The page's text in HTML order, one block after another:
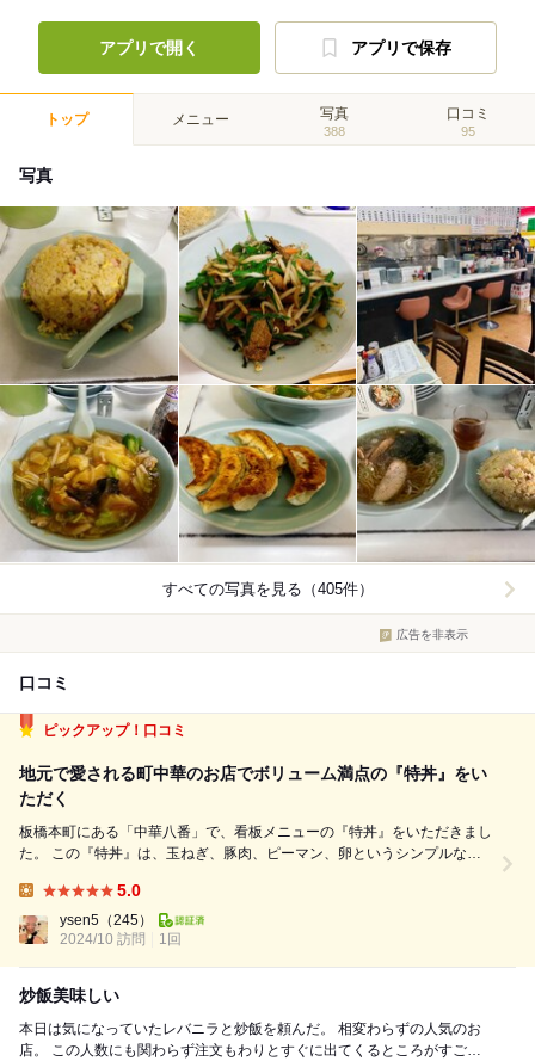
アプリで開く アプリで保存
トップ メニュー 写真
388
口コミ
95
写真
すべての写真を見る（405件）
広告を非表示
口コミ
ピックアップ！口コミ
地元で愛される町中華のお店でボリューム満点の『特丼』をい
ただく
板橋本町にある「中華八番」で、看板メニューの『特丼』をいただきまし
た。 この『特丼』は、玉ねぎ、豚肉、ピーマン、卵というシンプルな具
めています。 コチュジャンを使った甘辛いタレは、白米との相性抜群で
食欲をそそる一品です。 玉...
5.0
ysen5 （245）
2024/10 訪問
1回
炒飯美味しい
本日は気になっていたレバニラと炒飯を頼んだ。 相変わらずの人気のお
店。 この人数にも関わらず注文もわりとすぐに出てくるところがすご